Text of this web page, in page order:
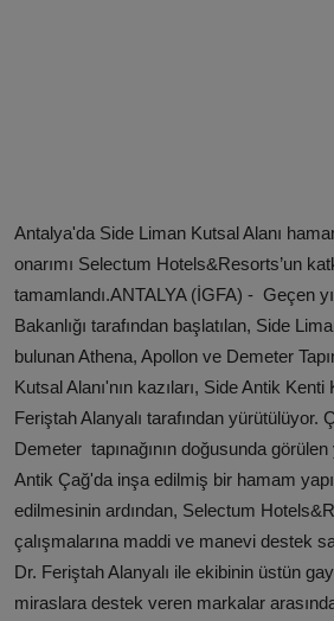
Antalya'da Side Liman Kutsal Alanı
onarımı Selectum Hotels&Resorts’un
tamamlandı.ANTALYA (İGFA) - Geçen
Bakanlığı tarafından başlatılan, Side
bulunan Athena, Apollon ve Demeter
Kutsal Alanı'nın kazıları, Side Antik Kenti
Feriştah Alanyalı tarafından yürütülüyor.
Demeter tapınağının doğusunda
Antik Çağ'da inşa edilmiş bir hamam
edilmesinin ardından, Selectum
çalışmalarına maddi ve manevi destek
Dr. Feriştah Alanyalı ile ekibinin üstün
miraslara destek veren markalar